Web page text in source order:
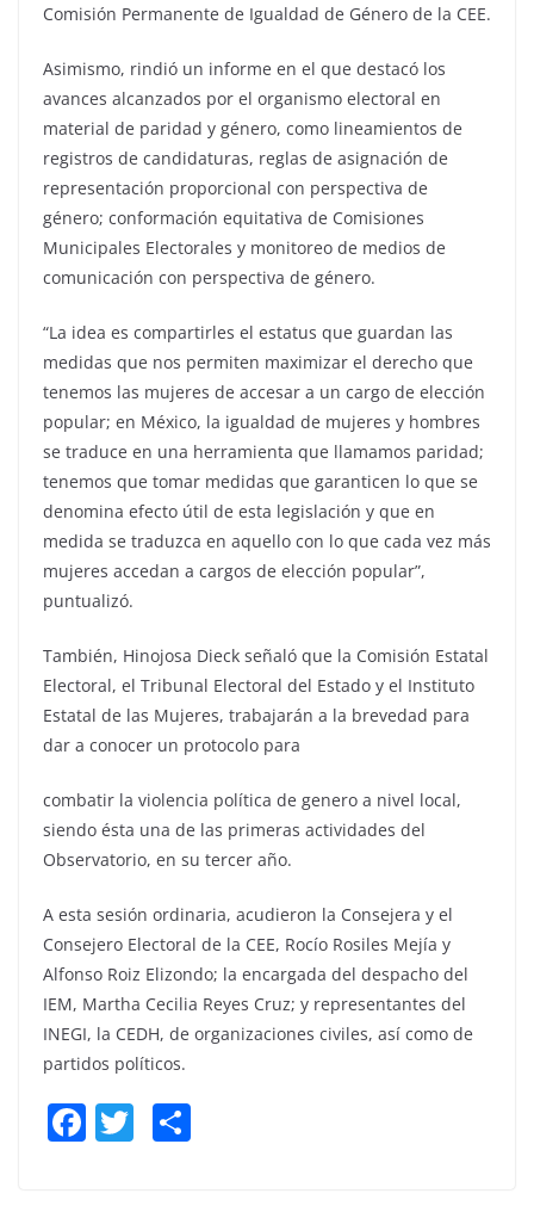
Comisión Permanente de Igualdad de Género de la CEE.
Asimismo, rindió un informe en el que destacó los
avances alcanzados por el organismo electoral en
material de paridad y género, como lineamientos de
registros de candidaturas, reglas de asignación de
representación proporcional con perspectiva de
género; conformación equitativa de Comisiones
Municipales Electorales y monitoreo de medios de
comunicación con perspectiva de género.
“La idea es compartirles el estatus que guardan las
medidas que nos permiten maximizar el derecho que
tenemos las mujeres de accesar a un cargo de elección
popular; en México, la igualdad de mujeres y hombres
se traduce en una herramienta que llamamos paridad;
tenemos que tomar medidas que garanticen lo que se
denomina efecto útil de esta legislación y que en
medida se traduzca en aquello con lo que cada vez más
mujeres accedan a cargos de elección popular”,
puntualizó.
También, Hinojosa Dieck señaló que la Comisión Estatal
Electoral, el Tribunal Electoral del Estado y el Instituto
Estatal de las Mujeres, trabajarán a la brevedad para
dar a conocer un protocolo para
combatir la violencia política de genero a nivel local,
siendo ésta una de las primeras actividades del
Observatorio, en su tercer año.
A esta sesión ordinaria, acudieron la Consejera y el
Consejero Electoral de la CEE, Rocío Rosiles Mejía y
Alfonso Roiz Elizondo; la encargada del despacho del
IEM, Martha Cecilia Reyes Cruz; y representantes del
INEGI, la CEDH, de organizaciones civiles, así como de
partidos políticos.
F T